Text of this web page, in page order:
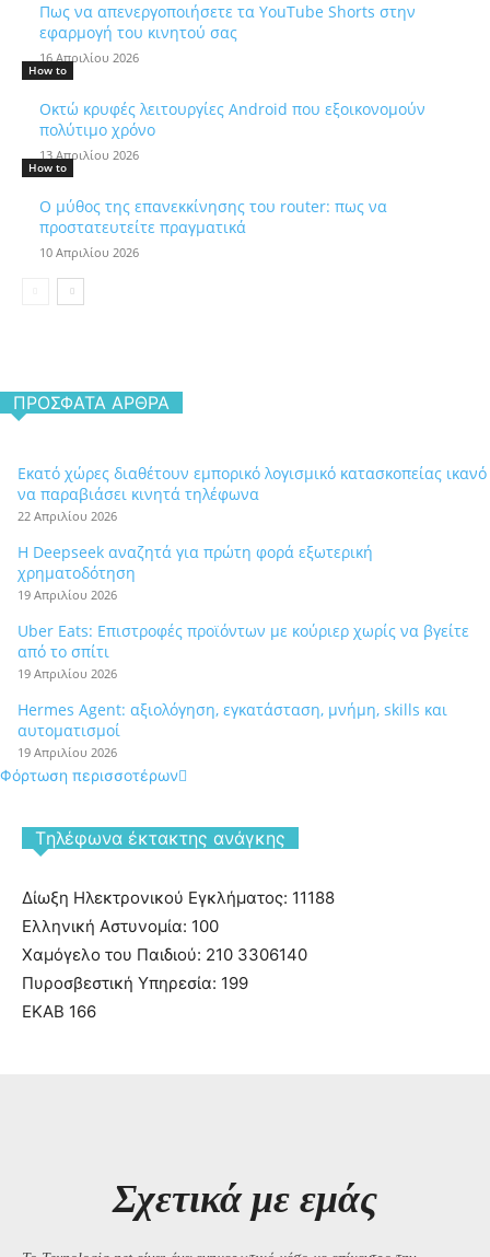
Πως να απενεργοποιήσετε τα YouTube Shorts στην
εφαρμογή του κινητού σας
16 Απριλίου 2026
How to
Οκτώ κρυφές λειτουργίες Android που εξοικονομούν
πολύτιμο χρόνο
13 Απριλίου 2026
How to
Ο μύθος της επανεκκίνησης του router: πως να
προστατευτείτε πραγματικά
10 Απριλίου 2026
ΠΡΌΣΦΑΤΑ ΆΡΘΡΑ
Εκατό χώρες διαθέτουν εμπορικό λογισμικό κατασκοπείας ικανό
να παραβιάσει κινητά τηλέφωνα
22 Απριλίου 2026
Η Deepseek αναζητά για πρώτη φορά εξωτερική
χρηματοδότηση
19 Απριλίου 2026
Uber Eats: Επιστροφές προϊόντων με κούριερ χωρίς να βγείτε
από το σπίτι
19 Απριλίου 2026
Hermes Agent: αξιολόγηση, εγκατάσταση, μνήμη, skills και
αυτοματισμοί
19 Απριλίου 2026
Φόρτωση περισσοτέρων
Tηλέφωνα έκτακτης ανάγκης
Δίωξη Ηλεκτρονικού Εγκλήματος: 11188
Ελληνική Αστυνομία: 100
Χαμόγελο του Παιδιού: 210 3306140
Πυροσβεστική Υπηρεσία: 199
ΕΚΑΒ 166
Σχετικά με εμάς